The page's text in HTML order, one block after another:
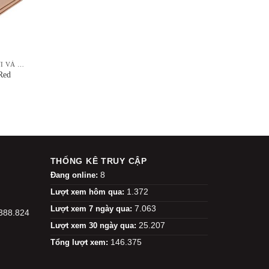
THỐNG KÊ TRUY CẬP
Đang online: 8
Lượt xem hôm qua: 1.372
Lượt xem 7 ngày qua: 7.063
Lượt xem 30 ngày qua: 25.207
Tổng lượt xem: 146.375